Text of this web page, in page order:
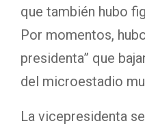
que también hubo
Por momentos,
presidenta” que
del microestadio
La vicepresidenta